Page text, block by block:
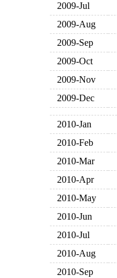
2009-Jul
2009-Aug
2009-Sep
2009-Oct
2009-Nov
2009-Dec
2010-Jan
2010-Feb
2010-Mar
2010-Apr
2010-May
2010-Jun
2010-Jul
2010-Aug
2010-Sep